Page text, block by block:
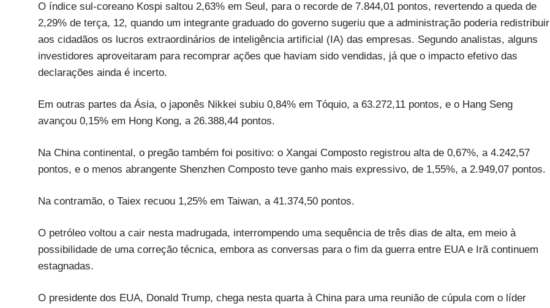
O índice sul-coreano Kospi saltou 2,63% em Seul, para o recorde de 7.844,01 pontos, revertendo a queda de
2,29% de terça, 12, quando um integrante graduado do governo sugeriu que a administração poderia redistribuir
aos cidadãos os lucros extraordinários de inteligência artificial (IA) das empresas. Segundo analistas, alguns
investidores aproveitaram para recomprar ações que haviam sido vendidas, já que o impacto efetivo das
declarações ainda é incerto.
Em outras partes da Ásia, o japonês Nikkei subiu 0,84% em Tóquio, a 63.272,11 pontos, e o Hang Seng
avançou 0,15% em Hong Kong, a 26.388,44 pontos.
Na China continental, o pregão também foi positivo: o Xangai Composto registrou alta de 0,67%, a 4.242,57
pontos, e o menos abrangente Shenzhen Composto teve ganho mais expressivo, de 1,55%, a 2.949,07 pontos.
Na contramão, o Taiex recuou 1,25% em Taiwan, a 41.374,50 pontos.
O petróleo voltou a cair nesta madrugada, interrompendo uma sequência de três dias de alta, em meio à
possibilidade de uma correção técnica, embora as conversas para o fim da guerra entre EUA e Irã continuem
estagnadas.
O presidente dos EUA, Donald Trump, chega nesta quarta à China para uma reunião de cúpula com o líder